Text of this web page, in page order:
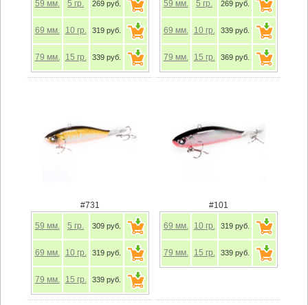
59 мм. 5 гр. 269 руб.
69 мм. 10 гр. 319 руб.
79 мм. 15 гр. 339 руб.
59 мм. 5 гр. 269 руб.
69 мм. 10 гр. 339 руб.
79 мм. 15 гр. 369 руб.
#731
59 мм. 5 гр. 309 руб.
69 мм. 10 гр. 319 руб.
79 мм. 15 гр. 339 руб.
#101
69 мм. 10 гр. 319 руб.
79 мм. 15 гр. 339 руб.